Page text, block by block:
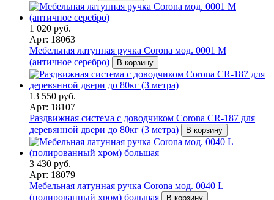
1 020 руб.
Арт: 18063
Мебельная латунная ручка Corona мод. 0001 M
(античное серебро)
В корзину
13 550 руб.
Арт: 18107
Раздвижная система с доводчиком Corona CR-187 для
деревянной двери до 80кг (3 метра)
В корзину
3 430 руб.
Арт: 18079
Мебельная латунная ручка Corona мод. 0040 L
(полированный хром) большая
В корзину